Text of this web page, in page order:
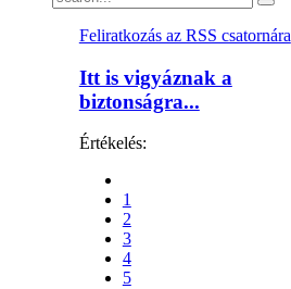
Feliratkozás az RSS csatornára
Itt is vigyáznak a
biztonságra...
Értékelés:
1
2
3
4
5